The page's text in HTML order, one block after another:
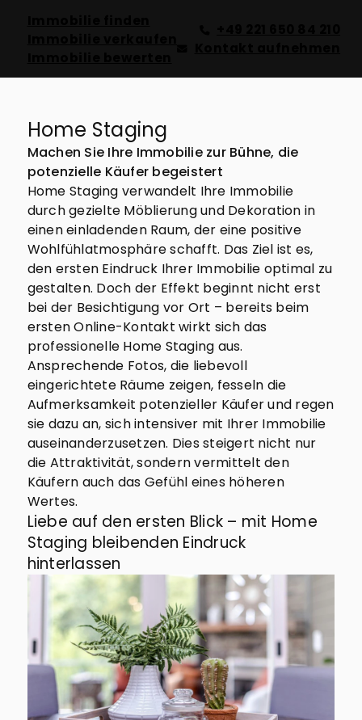
Home Staging
Machen Sie Ihre Immobilie zur Bühne, die
potenzielle Käufer begeistert
Home Staging verwandelt Ihre Immobilie
durch gezielte Möblierung und Dekoration in
einen einladenden Raum, der eine positive
Wohlfühlatmosphäre schafft. Das Ziel ist es,
den ersten Eindruck Ihrer Immobilie optimal zu
gestalten. Doch der Effekt beginnt nicht erst
bei der Besichtigung vor Ort – bereits beim
ersten Online-Kontakt wirkt sich das
professionelle Home Staging aus.
Ansprechende Fotos, die liebevoll
eingerichtete Räume zeigen, fesseln die
Aufmerksamkeit potenzieller Käufer und regen
sie dazu an, sich intensiver mit Ihrer Immobilie
auseinanderzusetzen. Dies steigert nicht nur
die Attraktivität, sondern vermittelt den
Käufern auch das Gefühl eines höheren
Wertes.
Liebe auf den ersten Blick – mit Home
Staging bleibenden Eindruck
hinterlassen